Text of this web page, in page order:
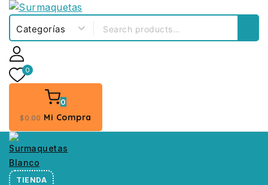
0
0
$0 .00 Mi Compra
TIENDA